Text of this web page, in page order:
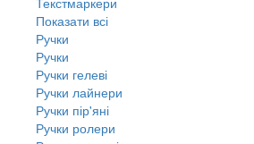
Показати всі
Ручки
Ручки
Ручки гелеві
Ручки лайнери
Ручки пір'яні
Ручки ролери